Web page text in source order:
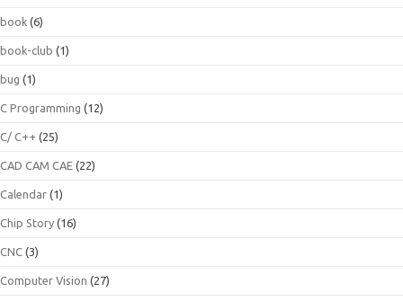
book (6)
book-club (1)
bug (1)
C Programming (12)
C/ C++ (25)
CAD CAM CAE (22)
Calendar (1)
Chip Story (16)
CNC (3)
Computer Vision (27)